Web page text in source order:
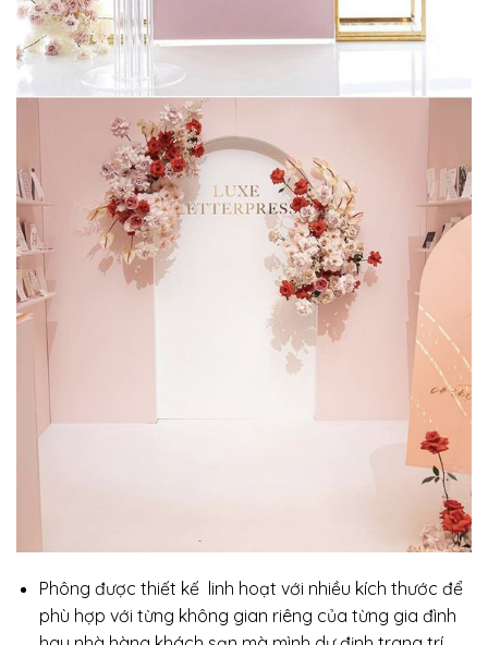
Phông được thiết kế linh hoạt với nhiều kích thước để
phù hợp với từng không gian riêng của từng gia đình